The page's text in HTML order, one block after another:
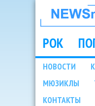
МУЗЫКИ
ШОУ
Main
РОК
НОВОСТИ
МЮЗИКЛЫ
КОНТАКТЫ